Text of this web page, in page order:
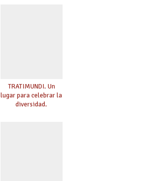
TRATIMUNDI. Un
lugar para celebrar la
diversidad.